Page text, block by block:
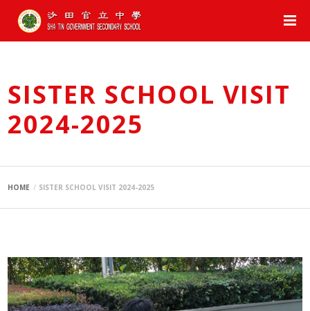
SISTER SCHOOL VISIT
2024-2025
HOME SISTER SCHOOL VISIT 2024-2025